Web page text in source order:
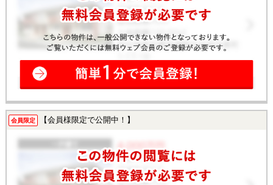
会員限定 【会員様限定で公開中！】